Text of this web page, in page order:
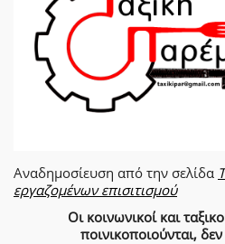
Αναδημοσίευση από την σελίδα
εργαζομένων επισιτισμού
Οι κοινωνικοί και
ποινικοποιούνται,